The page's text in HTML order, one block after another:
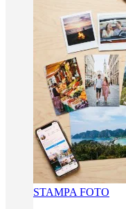
STAMPA FOTO